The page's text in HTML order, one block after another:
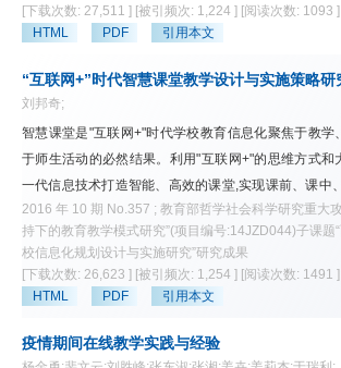
背景下,创新教育以信息技术的融合为基础,传承了体验
创新教育、DIY理念的思想。创客课题的八个要素包括:
的复杂性、充足的资源、互动和合作、高强度、合理
育、以及新颖性。在我国,创客教育具有贯彻以学生中
学生间的交流合作、推进教育信息化进程、发展学生
良好的激励机制。
[下载次数: 27,511 ] [被引频次: 1,224 ] [阅读次数: 1093 ]
HTML
PDF 引用本文
“互联网+”时代智慧课堂教学设计与实施策略研
刘邦奇;
智慧课堂是"互联网+"时代学校教育信息化聚焦于教学
于师生活动的必然结果。利用"互联网+"的思维方式和
一代信息技术打造智能、高效的课堂,实现课前、课中
进学生的智慧发展。与传统课堂教学流程结构相比,智
可采取"三段十步"的结构模型,在课前阶段以学情分析为
生互动为关键,在课后阶段以个性化辅导为重点。该文
术平台进行教学目标及方案设计,实施互动教学,创新智
2016 年 10 期 No.357 ; 教育部哲学社会科学研究重大
持下的教育教学模式研究”(项目编号:14JZD044)子课题
校信息化规划设计与实施研究”研究成果
[下载次数: 26,623 ] [被引频次: 1,254 ] [阅读次数: 1491 ]
HTML
PDF 引用本文
疫情期间在线教学实践与经验